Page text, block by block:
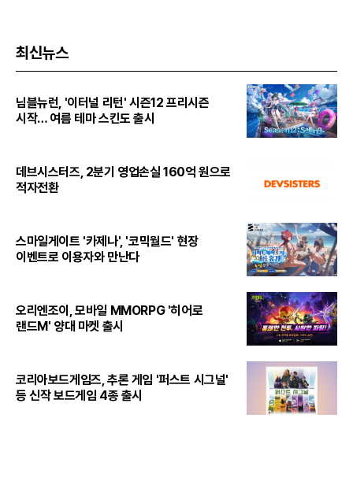
최신뉴스
님블뉴런, '이터널 리턴' 시즌12 프리시즌
시작… 여름 테마 스킨도 출시
데브시스터즈, 2분기 영업손실 160억 원으로
적자전환
스마일게이트 '카제나', '코믹월드' 현장
이벤트로 이용자와 만난다
오리엔조이, 모바일 MMORPG '히어로
랜드M' 양대 마켓 출시
코리아보드게임즈, 추론 게임 '퍼스트 시그널'
등 신작 보드게임 4종 출시